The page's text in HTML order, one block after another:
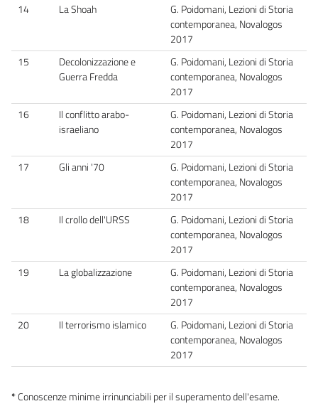
14
La Shoah
G. Poidomani, Lezioni di Storia
contemporanea, Novalogos
2017
15
Decolonizzazione e
Guerra Fredda
G. Poidomani, Lezioni di Storia
contemporanea, Novalogos
2017
16
Il conflitto arabo-
israeliano
G. Poidomani, Lezioni di Storia
contemporanea, Novalogos
2017
17
Gli anni '70
G. Poidomani, Lezioni di Storia
contemporanea, Novalogos
2017
18
Il crollo dell'URSS
G. Poidomani, Lezioni di Storia
contemporanea, Novalogos
2017
19
La globalizzazione
G. Poidomani, Lezioni di Storia
contemporanea, Novalogos
2017
20
Il terrorismo islamico
G. Poidomani, Lezioni di Storia
contemporanea, Novalogos
2017
*Conoscenze minime irrinunciabili per il superamento dell'esame.